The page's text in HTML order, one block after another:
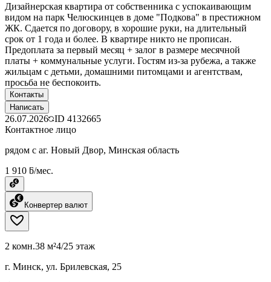
Дизайнерская квартира от собственника с успокаивающим
видом на парк Челюскинцев в доме "Подкова" в престижном
ЖК. Сдается по договору, в хорошие руки, на длительный
срок от 1 года и более. В квартире никто не прописан.
Предоплата за первый месяц + залог в размере месячной
платы + коммунальные услуги. Гостям из-за рубежа, а также
жильцам с детьми, домашними питомцами и агентствам,
просьба не беспокоить.
Контакты
Написать
26.07.2026 ID 4132665
Контактное лицо
рядом с аг. Новый Двор, Минская область
1 910 ƃ/мес.
Конвертер валют
2 комн.38 м²4/25 этаж
г. Минск, ул. Брилевская, 25